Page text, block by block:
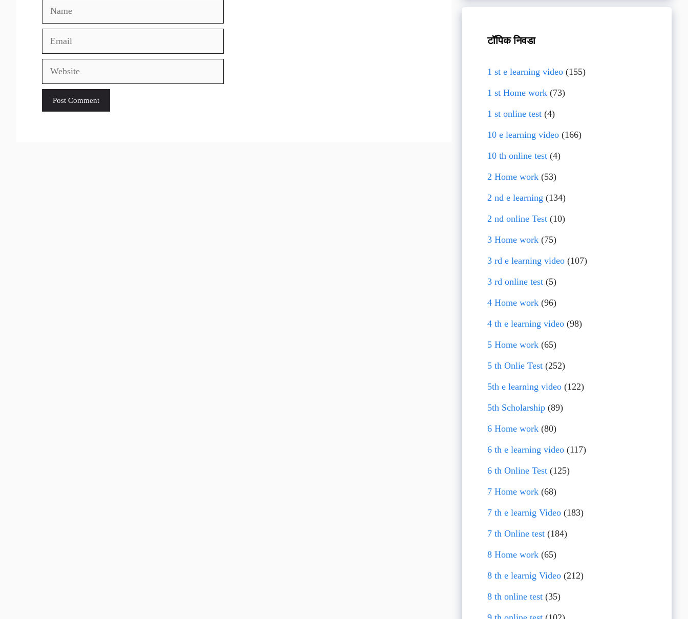
Name
Email
Website
टॉपिक निवडा
1 st e learning video(155)
1 st Home work(73)
1 st online test(4)
10 e learning video(166)
10 th online test(4)
2 Home work(53)
2 nd e learning (134)
2 nd online Test(10)
3 Home work(75)
3 rd e learning video(107)
3 rd online test(5)
4 Home work(96)
4 th e learning video(98)
5 Home work(65)
5 th Onlie Test(252)
5th e learning video(122)
5th Scholarship(89)
6 Home work(80)
6 th e learning video(117)
6 th Online Test(125)
7 Home work(68)
7 th e learnig Video(183)
7 th Online test(184)
8 Home work(65)
8 th e learnig Video(212)
8 th online test(35)